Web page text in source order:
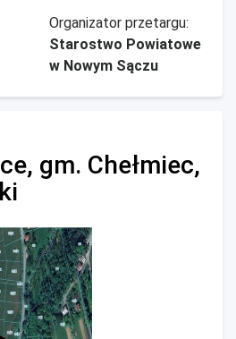
Organizator przetargu:
Starostwo Powiatowe
w Nowym Sączu
gm. Chełmiec,